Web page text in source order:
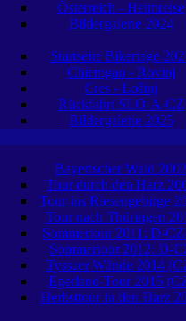
Österreich - Heimreise
Bildergalerie 2024
Startseite Bikertage
Chiemgau - Rovinj
Cres - Lošinj
Rückfahrt SLO-A-CZ
Bildergalerie 2025
Bayerischer Wald 2002
Tour durch den Harz
Tour ins Riesengebirge
Tour nach Thüringen
Sommertour 2011: D-
Sommertour 2012: D-
Tyssaer Wände 2014
Egerland-Tour 2015
Herbsttour in den Harz